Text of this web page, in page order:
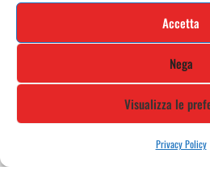
Accetta
Nega
Visualizza le
Privacy Policy
Iscriviti alla nostra